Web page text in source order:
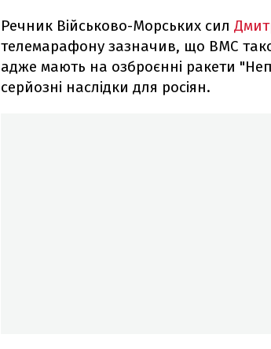
Речник Військово-Морських сил
телемарафону зазначив, що ВМС
адже мають на озброєнні ракети
серйозні наслідки для росіян.